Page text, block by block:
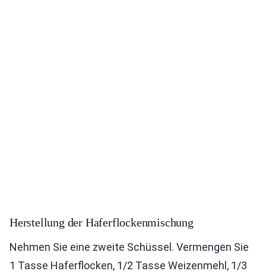
Herstellung der Haferflockenmischung
Nehmen Sie eine zweite Schüssel. Vermengen Sie
1 Tasse Haferflocken, 1/2 Tasse Weizenmehl, 1/3